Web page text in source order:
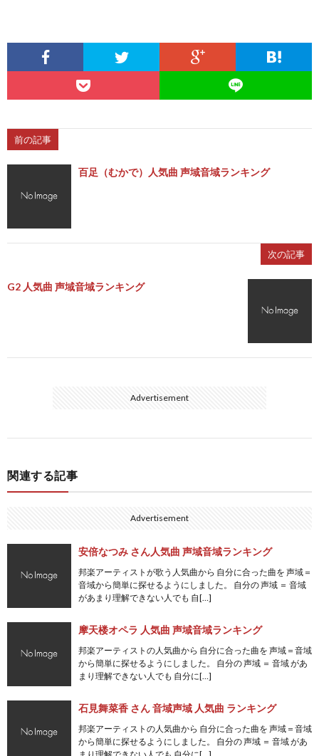
前の記事
百足（むかで）人気曲 声域音域ランキング
次の記事
G2 人気曲 声域音域ランキング
Advertisement
関連する記事
Advertisement
安倍なつみ さん人気曲 声域音域ランキング
邦楽アーティストが歌う人気曲から 自分に合った曲を 声域＝
音域から簡単に探せるようにしました。 自分の 声域 ＝ 音域
があまり理解できない人でも 自[…]
摩天楼オペラ 人気曲 声域音域ランキング
邦楽アーティストの人気曲から 自分に合った曲を 声域＝音域
から簡単に探せるようにしました。 自分の 声域 ＝ 音域 があ
まり理解できない人でも 自分に[…]
石見舞菜香 さん 音域声域 人気曲 ランキング
邦楽アーティストの人気曲から 自分に合った曲を 声域＝音域
から簡単に探せるようにしました。 自分の 声域 ＝ 音域 があ